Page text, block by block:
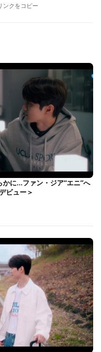
ンクをコピー
かに…ファン・ジア“エニ”へ
ビュー＞